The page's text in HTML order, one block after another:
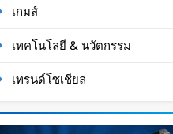
เกมส์
เทคโนโลยี & นวัตกรรม
เทรนด์โซเชียล